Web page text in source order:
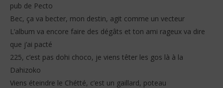
pub de Pecto
Bec, ça va becter, mon destin, agit comme un vecteur
L’album va encore faire des dégâts et ton ami rageux va dire
que j’ai pacté
225, c’est pas dohi choco, je viens têter les gos là à la
Dahizoko
Viens éteindre le Chétté, c’est un gaillard, poteau